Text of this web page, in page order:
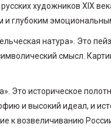
художников XIX
и глубоким
натура». Это
смысл.
Это историческое
и высокий идеал, и
к возвеличиванию России